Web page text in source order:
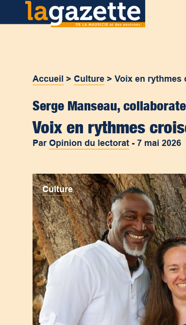
Accueil >Culture >Voix en rythmes
Serge Manseau,
Voix en rythmes
ParOpinion du lectorat -7 mai 2026
Culture